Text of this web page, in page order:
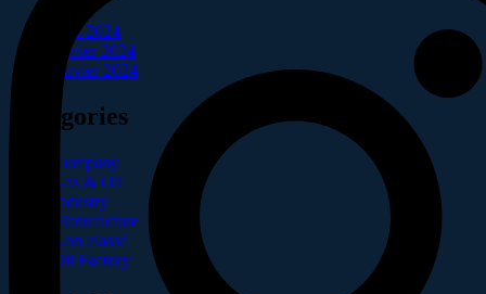
août 2024
février 2024
janvier 2024
Catégories
Company
Gas & Oil
Industry
Manufacture
Non classé
Oil Factory